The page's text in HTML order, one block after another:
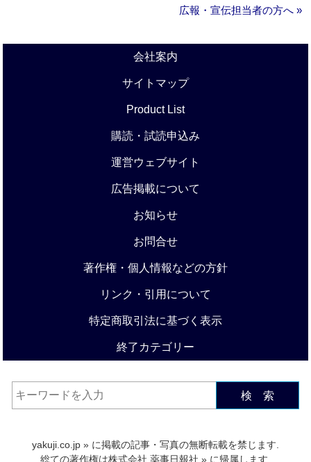
広報・宣伝担当者の方へ »
会社案内
サイトマップ
Product List
購読・試読申込み
運営ウェブサイト
広告掲載について
お知らせ
お問合せ
著作権・個人情報などの方針
リンク・引用について
特定商取引法に基づく表示
終了カテゴリー
検 索
yakuji.co.jp » に掲載の記事・写真の無断転載を禁じます.
総ての著作権は株式会社 薬事日報社 » に帰属します.